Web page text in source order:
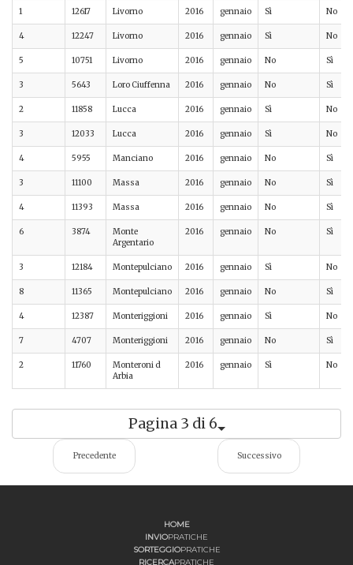
1 12617 Livorno 2016 gennaio Sì No
4 12247 Livorno 2016 gennaio Sì No
5 10751 Livorno 2016 gennaio No Sì
3 5643 Loro Ciuffenna 2016 gennaio No Sì
2 11858 Lucca 2016 gennaio Sì No
3 12033 Lucca 2016 gennaio Sì No
4 5955 Manciano 2016 gennaio No Sì
3 11100 Massa 2016 gennaio No Sì
4 11393 Massa 2016 gennaio No Sì
6 3874
Monte
Argentario
2016 gennaio No Sì
3 12184 Montepulciano 2016 gennaio Sì No
8 11365 Montepulciano 2016 gennaio No Sì
4 12387 Monteriggioni 2016 gennaio Sì No
7 4707 Monteriggioni 2016 gennaio No Sì
2 11760
Monteroni d
Arbia
2016 gennaio Sì No
Pagina 3 di 6
Precedente Successivo
HOME
INVIOPRATICHE
SORTEGGIOPRATICHE
RICERCAPRATICHE